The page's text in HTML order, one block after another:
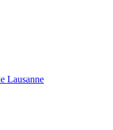
Lausanne